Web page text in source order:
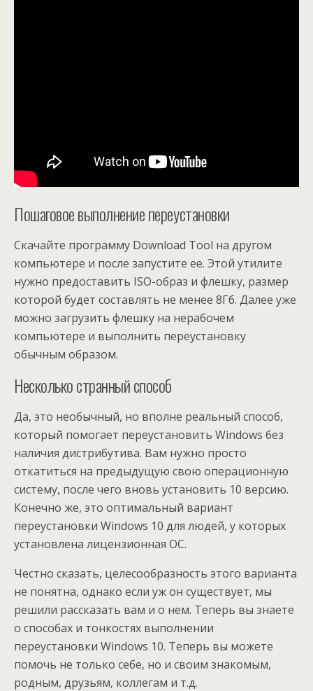
Пошаговое выполнение переустановки
Скачайте программу Download Tool на другом
компьютере и после запустите ее. Этой утилите
нужно предоставить ISO-образ и флешку, размер
которой будет составлять не менее 8Гб. Далее уже
можно загрузить флешку на нерабочем
компьютере и выполнить переустановку
обычным образом.
Несколько странный способ
Да, это необычный, но вполне реальный способ,
который помогает переустановить Windows без
наличия дистрибутива. Вам нужно просто
откатиться на предыдущую свою операционную
систему, после чего вновь установить 10 версию.
Конечно же, это оптимальный вариант
переустановки Windows 10 для людей, у которых
установлена лицензионная ОС.
Честно сказать, целесообразность этого варианта
не понятна, однако если уж он существует, мы
решили рассказать вам и о нем. Теперь вы знаете
о способах и тонкостях выполнении
переустановки Windows 10. Теперь вы можете
помочь не только себе, но и своим знакомым,
родным, друзьям, коллегам и т.д.